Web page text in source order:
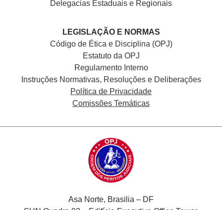
Delegacias Estaduais e Regionais
LEGISLAÇÃO E NORMAS
Código de Ética e Disciplina (OPJ)
Estatuto da OPJ
Regulamento Interno
Instruções Normativas, Resoluções e Deliberações
Política de Privacidade
Comissões Temáticas
Asa Norte, Brasilia – DF